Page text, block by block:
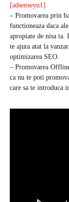
[adsenseyu1]
– Promovarea prin
functioneaza daca
apropiate de nisa ta.
te ajuta atat la
optimizarea SEO.
– Promovarea
ca nu te poti
care sa te introduca